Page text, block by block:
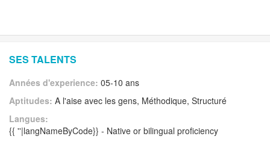
SES TALENTS
Années d'experience: 05-10 ans
Aptitudes: A l'aise avec les gens, Méthodique, Structuré
Langues:
{{ ''|langNameByCode}} - Native or bilingual proficiency